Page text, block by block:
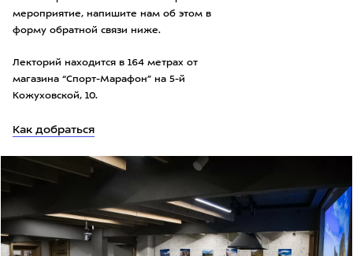
мероприятие, напишите нам об этом в
форму обратной связи ниже.
Лекторий находится в 164 метрах от
магазина “Спорт-Марафон” на 5-й
Кожуховской, 10.
Как добраться